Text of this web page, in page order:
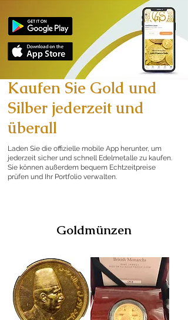
Kaufen Sie Gold und
Silber jederzeit und
überall
Laden Sie die offizielle mobile App herunter, um
jederzeit sicher und schnell Edelmetalle zu kaufen.
Sie können außerdem bequem Echtzeitpreise
prüfen und Ihr Portfolio verwalten.
Goldmünzen